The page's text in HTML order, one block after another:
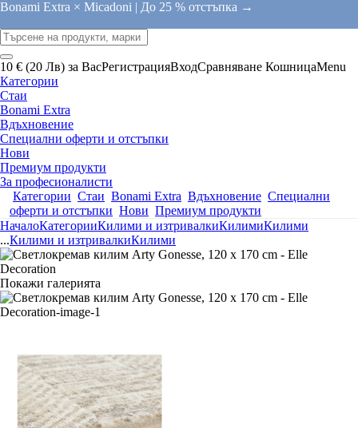
Bonami Extra × Micadoni | До 25 % отстъпка →
10 € (20 Лв) за ВасРегистрацияВходСравняване КошницаMenu
Категории
Стаи
Bonami Extra
Вдъхновение
Специални оферти и отстъпки
Нови
Премиум продукти
За професионалисти
Категории Стаи Bonami Extra Вдъхновение Специални
оферти и отстъпки Нови Премиум продукти
НачалоКатегорииКилими и изтривалкиКилимиКилими
...Килими и изтривалкиКилими
Покажи галерията